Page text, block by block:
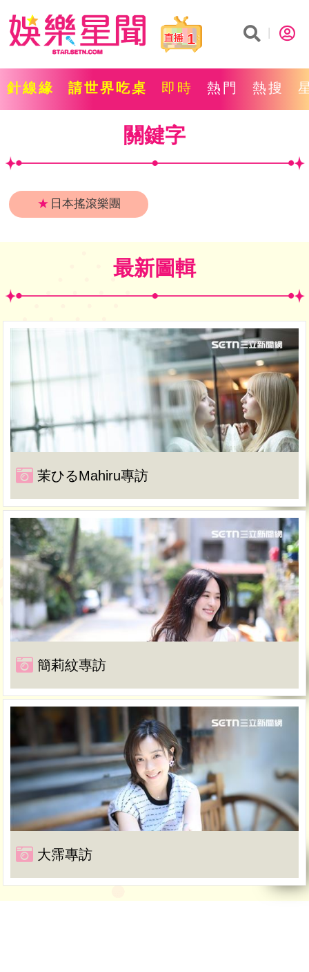
1
針線緣 請世界吃桌 即時 熱門 熱搜
關鍵字
★ 日本搖滾樂團
最新圖輯
茉ひるMahiru專訪
簡莉紋專訪
大霈專訪